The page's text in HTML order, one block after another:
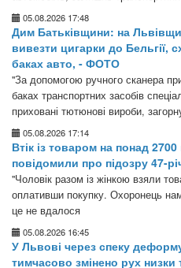
05.08.2026 17:48
Дим Батьківщини: на
вивезти цигарки до Бельгії,
баках авто, - ФОТО
"За допомогою ручного сканера
баках транспортних засобів
приховані тютюнові вироби,
05.08.2026 17:14
Втік із товаром на понад
повідомили про підозру 47-
"Чоловік разом із жінкою взяли
оплативши покупку. Охоронець
це не вдалося
05.08.2026 16:45
У Львові через спеку
тимчасово змінено рух